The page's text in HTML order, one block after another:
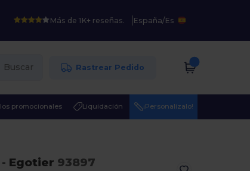
Más de 1K+ reseñas. España/Es
Buscar Rastrear Pedido
promocionales Liquidación ¡Personalízalo!
- Egotier 93897